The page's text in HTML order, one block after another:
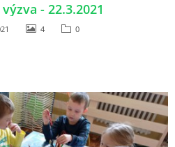
- 22.3.2021
4 0